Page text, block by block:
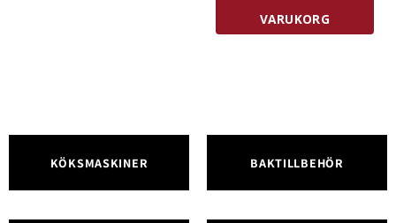
VARUKORG
KÖKSMASKINER BAKTILLBEHÖR